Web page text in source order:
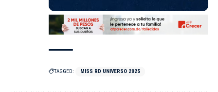
TAGGED: MISS RD UNIVERSO 2025